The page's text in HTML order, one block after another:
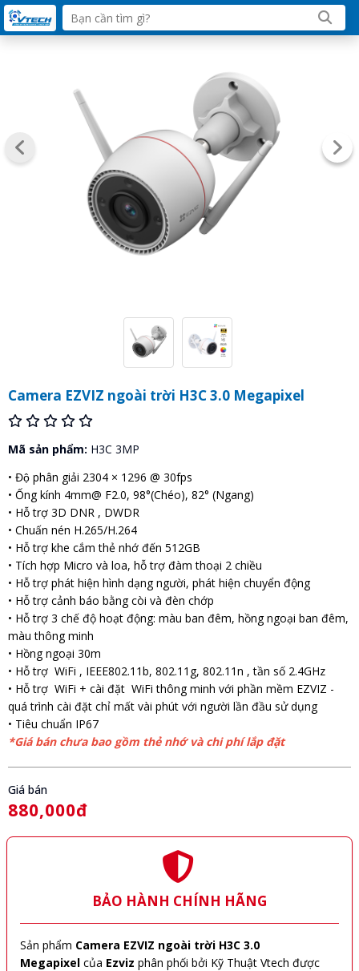
Camera EZVIZ ngoài trời H3C 3.0 Megapixel
Mã sản phẩm: H3C 3MP
• Độ phân giải 2304 × 1296 @ 30fps
• Ống kính 4mm@ F2.0, 98°(Chéo), 82° (Ngang)
• Hỗ trợ 3D DNR , DWDR
• Chuấn nén H.265/H.264
• Hỗ trợ khe cắm thẻ nhớ đến 512GB
• Tích hợp Micro và loa, hỗ trợ đàm thoại 2 chiều
• Hỗ trợ phát hiện hình dạng người, phát hiện chuyển động
• Hỗ trợ cảnh báo bằng còi và đèn chớp
• Hỗ trợ 3 chế độ hoạt động: màu ban đêm, hồng ngoại ban đêm,
màu thông minh
• Hồng ngoại 30m
• Hỗ trợ WiFi , IEEE802.11b, 802.11g, 802.11n , tần số 2.4GHz
• Hỗ trợ WiFi + cài đặt WiFi thông minh với phần mềm EZVIZ -
quá trình cài đặt chỉ mất vài phút với người lần đầu sử dụng
• Tiêu chuẩn IP67
*Giá bán chưa bao gồm thẻ nhớ và chi phí lắp đặt
Giá bán
880,000đ
BẢO HÀNH CHÍNH HÃNG
Sản phẩm Camera EZVIZ ngoài trời H3C 3.0
Megapixel của Ezviz phân phối bởi Kỹ Thuật Vtech được